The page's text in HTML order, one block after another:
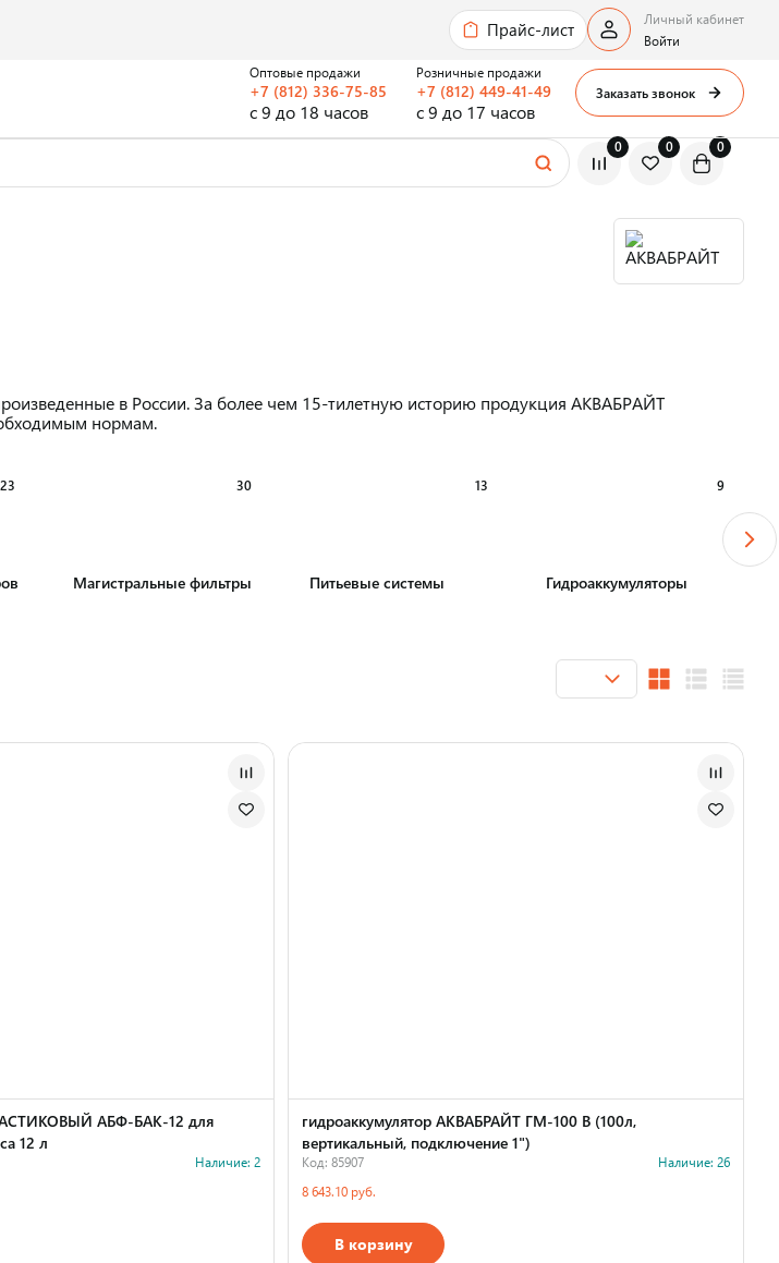
Прайс-лист
0 0 0
Оптовые продажи
+7 (812) 336-75-85
с 9 до 18 часов
Розничные продажи
+7 (812) 449-41-49
с 9 до 17 часов
Заказать звонок
Личный кабинет
Войти
в России. За более чем 15-тилетную историю продукция АКВАБРАЙТ
нормам.
23
Магистральные фильтры
30
Питьевые системы
13
Гидроаккумуляторы
9
АБФ-БАК-12 для
12 л
Наличие: 2
гидроаккумулятор АКВАБРАЙТ ГМ-100 В (100л,
вертикальный, подключение 1")
Код: 85907
Наличие: 26
8 643.10 руб.
В корзину